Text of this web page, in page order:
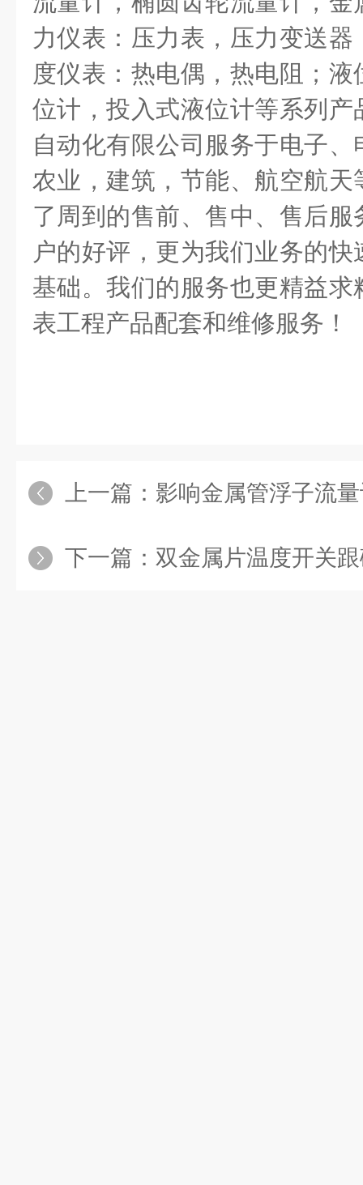
力仪表：压力表，压力变送
度仪表：热电偶，热电阻；
位计，投入式液位计等系列
自动化有限公司服务于电子
农业，建筑，节能、航空航
了周到的售前、售中、售后
户的好评，更为我们业务的
基础。我们的服务也更精益
表工程产品配套和维修服务！
上一篇： 影响金属管浮子流
下一篇： 双金属片温度开关跟磁敏